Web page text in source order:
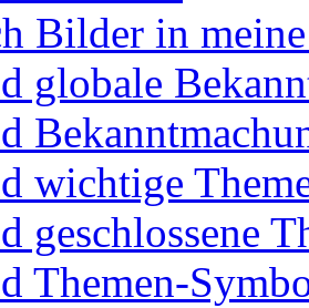
Bilder in
globale
wichtige
geschlossene
Themen-